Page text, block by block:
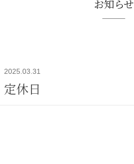
お知らせ
2025.03.31
定休日